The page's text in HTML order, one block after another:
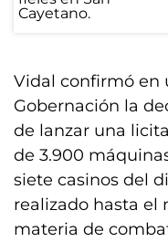
Vidal confirmó en
Gobernación la
de lanzar una
de 3.900
siete casinos del
realizado hasta el
materia de